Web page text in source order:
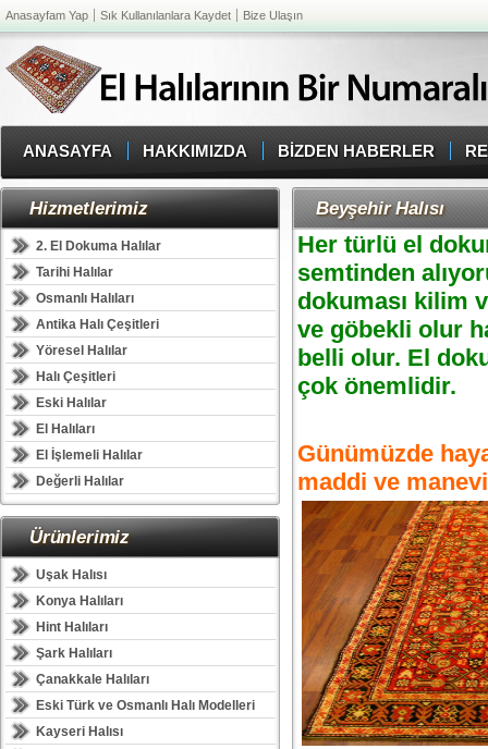
Anasayfam Yap Sık Kullanılanlara Kaydet Bize Ulaşın
ANASAYFA HAKKIMIZDA BİZDEN HABERLER
Hizmetlerimiz
2. El Dokuma Halılar
Tarihi Halılar
Osmanlı Halıları
Antika Halı Çeşitleri
Yöresel Halılar
Halı Çeşitleri
Eski Halılar
El Halıları
El İşlemeli Halılar
Değerli Halılar
Ürünlerimiz
Uşak Halısı
Konya Halıları
Hint Halıları
Şark Halıları
Çanakkale Halıları
Eski Türk ve Osmanlı Halı Modelleri
Kayseri Halısı
Beyşehir Halısı
Her türlü el
semtinden
dokuması kilim
ve göbekli olur
belli olur. El
çok önemlidir.
Günümüzde
maddi ve